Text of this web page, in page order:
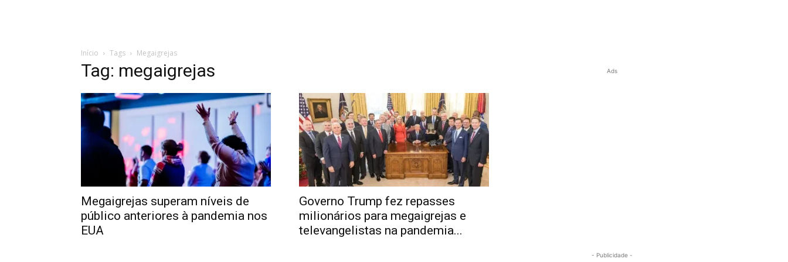
Início Tags Megaigrejas
Tag: megaigrejas
Megaigrejas superam níveis de
público anteriores à pandemia nos
EUA
Governo Trump fez repasses
milionários para megaigrejas e
televangelistas na pandemia...
Ads
- Publicidade -